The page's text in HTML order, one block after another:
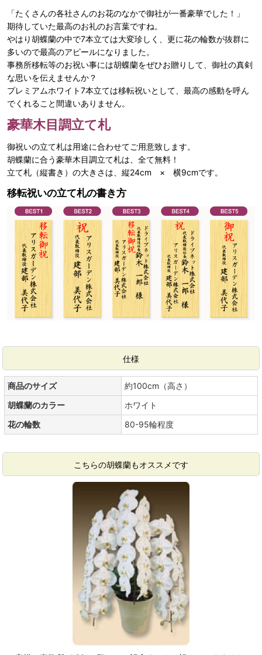
「たくさんの各社さんのお花のなかで御社が一番豪華でした！」
期待していた最高のお礼のお言葉ですね。
やはり胡蝶蘭の中で7本立ては大変珍しく、更に花の輪数が抜群に
多いので最高のアピールになりました。
事務所移転等のお祝い事には胡蝶蘭をぜひお贈りして、御社の真剣
な思いを伝えませんか？
プレミアムホワイト7本立ては移転祝いとして、最高の感動を呼ん
でくれること間違いありません。
豪華木目調立て札
御祝いの立て札は用途に合わせてご用意致します。
胡蝶蘭に合う豪華木目調立て札は、全て無料！
立て札（縦書き）の大きさは、縦24cm × 横9cmです。
移転祝いの立て札の書き方
仕様
商品のサイズ
約100cm（高さ）
胡蝶蘭のカラー
ホワイト
花の輪数
80-95輪程度
こちらの胡蝶蘭もオススメです